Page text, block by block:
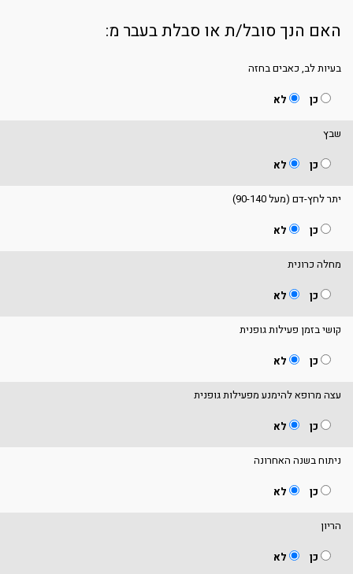
האם הנך סובל/ת או סבלת בעבר מ:
בעיות לב, כאבים בחזה
כן לא
שבץ
כן לא
יתר לחץ-דם (מעל 90-140)
כן לא
מחלה כרונית
כן לא
קושי בזמן פעילות גופנית
כן לא
עצה מרופא להימנע מפעילות גופנית
כן לא
ניתוח בשנה האחרונה
כן לא
הריון
כן לא